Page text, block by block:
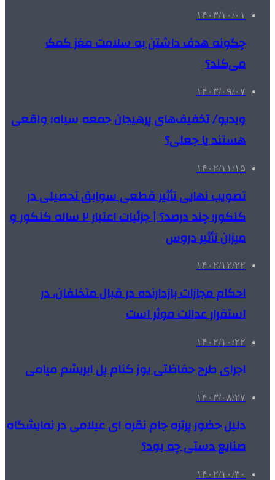
۱۴۰۳/۱۰/۰۱
چگونه هدف داشتن به سلامت مغز کمک
می‌کند؟
۱۴۰۳/۰۹/۰۷
ویدیو/ تخفیف‌های پرهیجان جمعه سیاه؛ واقعی
هستند یا جعلی؟
۱۴۰۲/۱۱/۱۵
تصویب نهایی تأثیر قطعی سوابق تحصیلی در
کنکور؛ چند درصد؟ | جزئیات اعتبار ۲ ساله کنکور و
میزان تأثیر دروس
۱۴۰۲/۱۲/۲۲
احکام مجازات بازدارنده در قبال متخلفان، در
استقرار عدالت موثر است
۱۴۰۲/۱۰/۲۲
اجرای طرح حفاظتی یوز کنام پل ابریشم میامی
۱۴۰۳/۰۸/۲۷
دلیل حضور پرتره جام نقره ای عیلامی در نمایشگاه
صنایع دستی چه بود؟
۱۴۰۲/۱۰/۳۰